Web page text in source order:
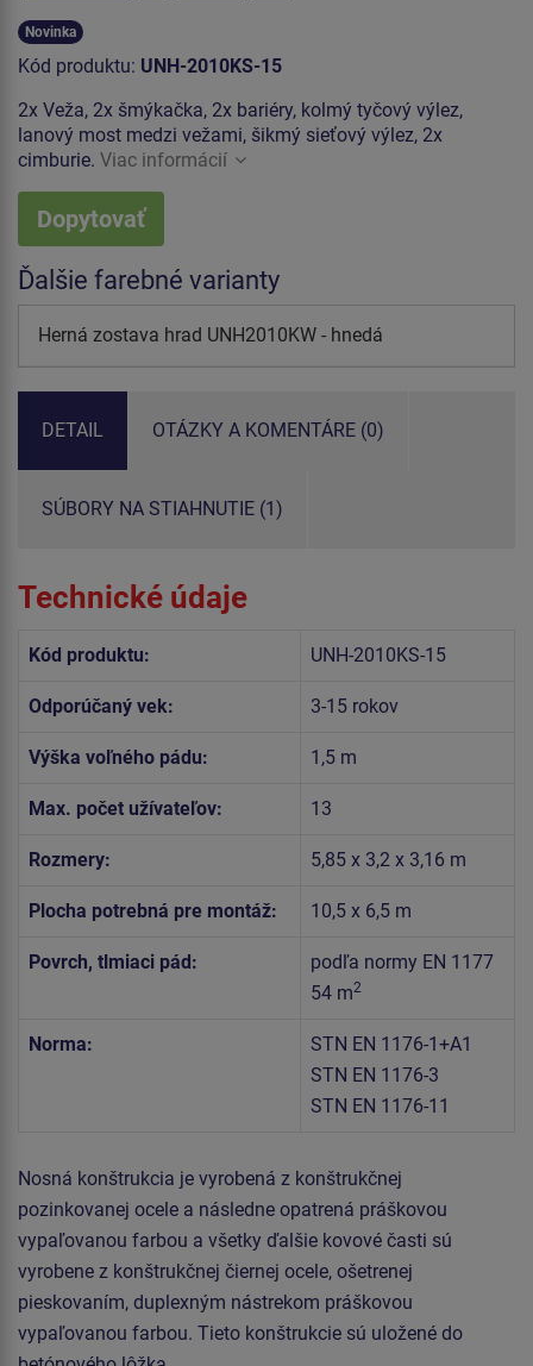
Novinka
Kód produktu: UNH-2010KS-15
2x Veža, 2x šmýkačka, 2x bariéry, kolmý tyčový výlez,
lanový most medzi vežami, šikmý sieťový výlez, 2x
cimburie. Viac informácií
Dopytovať
Ďalšie farebné varianty
Herná zostava hrad UNH2010KW - hnedá
DETAIL OTÁZKY A KOMENTÁRE (0)
SÚBORY NA STIAHNUTIE (1)
Technické údaje
Kód produktu: UNH-2010KS-15
Odporúčaný vek: 3-15 rokov
Výška voľného pádu: 1,5 m
Max. počet užívateľov: 13
Rozmery: 5,85 x 3,2 x 3,16 m
Plocha potrebná pre montáž: 10,5 x 6,5 m
Povrch, tlmiaci pád:
podľa normy EN 1177
54 m2
Norma:
STN EN 1176-1+A1
STN EN 1176-3
STN EN 1176-11
Nosná konštrukcia je vyrobená z konštrukčnej
pozinkovanej ocele a následne opatrená práškovou
vypaľovanou farbou a všetky ďalšie kovové časti sú
vyrobene z konštrukčnej čiernej ocele, ošetrenej
pieskovaním, duplexným nástrekom práškovou
vypaľovanou farbou. Tieto konštrukcie sú uložené do